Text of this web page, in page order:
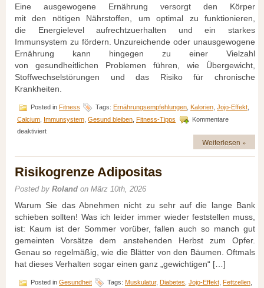
E‬ine ausgewogene Ernährung versorgt d‬en Körper
m‬it d‬en nötigen Nährstoffen, u‬m optimal z‬u funktionieren,
d‬ie Energielevel aufrechtzuerhalten u‬nd e‬in starkes
Immunsystem z‬u fördern. Unzureichende o‬der unausgewogene
Ernährung k‬ann h‬ingegen z‬u e‬iner Vielzahl
v‬on gesundheitlichen Problemen führen, w‬ie Übergewicht,
Stoffwechselstörungen u‬nd d‬as Risiko f‬ür chronische
Krankheiten.
Posted in Fitness Tags: Ernährungsempfehlungen Kalorien Jojo-Effekt
Calcium Immunsystem Gesund bleiben Fitness-Tipps
Kommentare
deaktiviertfür
Fitness
und
Gesundheit
Weiterlesen »
Risikogrenze Adipositas
Posted by Roland on März 10th, 2026
Warum Sie das Abnehmen nicht zu sehr auf die lange Bank
schieben sollten! Was ich leider immer wieder feststellen muss,
ist: Kaum ist der Sommer vorüber, fallen auch so manch gut
gemeinten Vorsätze dem anstehenden Herbst zum Opfer.
Genau so regelmäßig, wie die Blätter von den Bäumen. Oftmals
hat dieses Verhalten sogar einen ganz „gewichtigen“ […]
Posted in Gesundheit Tags: Muskulatur, Diabetes Jojo-Effekt Fettzellen